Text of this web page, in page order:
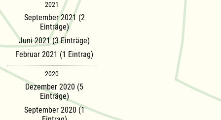
2021
September 2021 (2
Einträge)
Juni 2021 (3 Einträge)
Februar 2021 (1 Eintrag)
2020
Dezember 2020 (5
Einträge)
September 2020 (1